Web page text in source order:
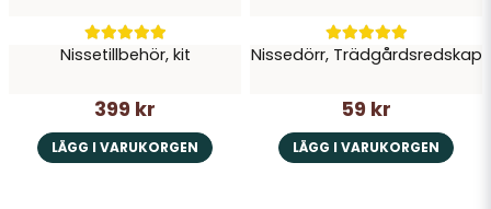
Nissetillbehör, kit
399 kr
LÄGG I VARUKORGEN
Nissedörr, Trädgårdsredskap
59 kr
LÄGG I VARUKORGEN